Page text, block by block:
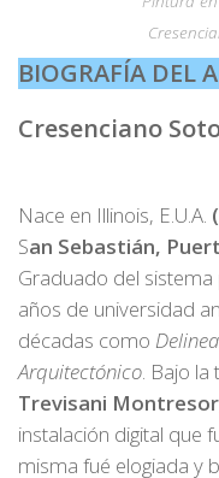
BIOGRAFÍA DEL
Cresenciano
Nace en Illinois, E.U.A. (
San Sebastián,
Graduado del
años de universidad
décadas como
Arquitectónico. Bajo la
Trevisani Montresor
instalación digital que
misma fué elogiada y